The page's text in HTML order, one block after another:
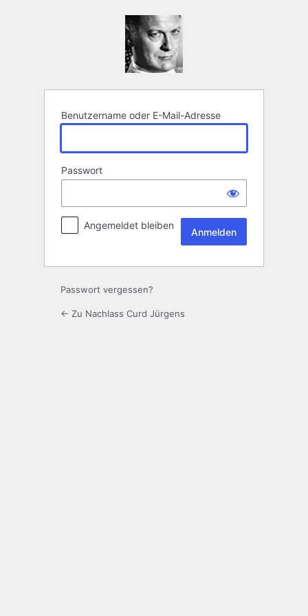
Benutzername oder E-Mail-Adresse
Passwort
Angemeldet bleiben
Passwort vergessen?
← Zu Nachlass Curd Jürgens